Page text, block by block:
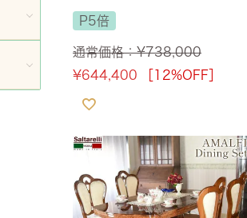
ン・ピロー・カバー
・ベッドカバー
ト
人掛け アイボリー 幅165cm
【送料無料】
P5倍
通常価格：¥738,000
¥644,400 ［12%OFF］